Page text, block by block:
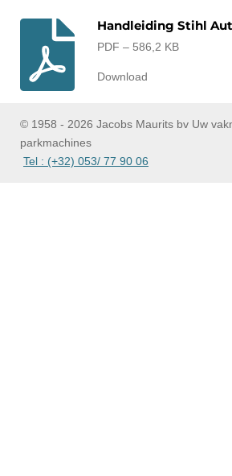
Handleiding Stihl
PDF – 586,2 KB
Download
© 1958 - 2026 Jacobs Maurits bv Uw
Tel : (+32) 053/ 77 90 06